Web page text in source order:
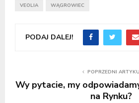
VEOLIA WĄGROWIEC
PODAJ DALEJ!
POPRZEDNI
Wy pytacie, my
na Rynku?